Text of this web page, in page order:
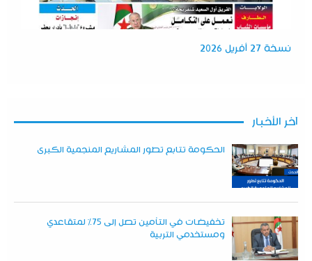
نسخة 27 أفريل 2026
آخر الأخبار
الحكومة تتابع تطور المشاريع المنجمية الكبرى
تخفيضات في التأمين تصل إلى 75% لمتقاعدي
ومستخدمي التربية